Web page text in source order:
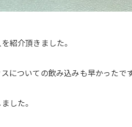
紹介頂きました。
についての飲み込みも早かったで
した。